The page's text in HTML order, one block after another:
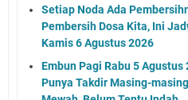
Setiap Noda Ada
Pembersih Dosa Kita, Ini
Kamis 6 Agustus 2026
Embun Pagi Rabu 5
Punya Takdir Masing-